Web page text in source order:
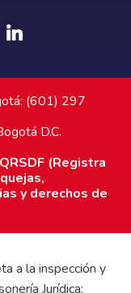
(601) 297
D.C.
(Registra
y derechos de
a la inspección y
Jurídica: